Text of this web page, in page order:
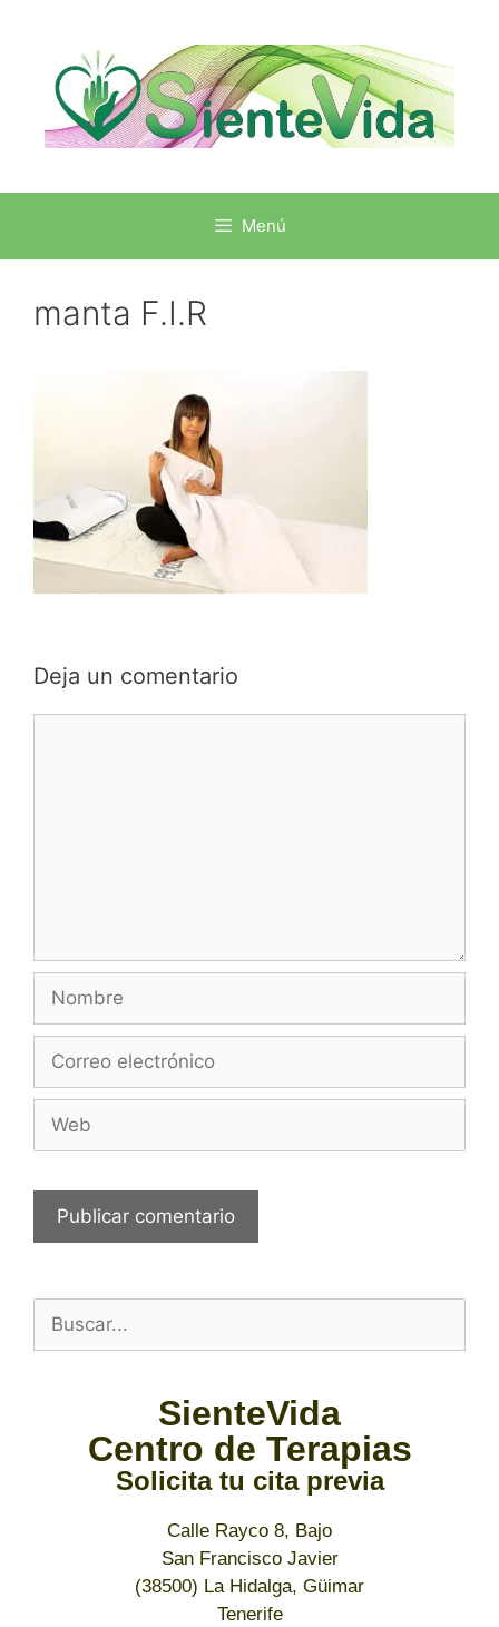
Menú
manta F.I.R
Deja un comentario
SienteVida
Centro de Terapias
Solicita tu cita previa
Calle Rayco 8, Bajo
San Francisco Javier
(38500) La Hidalga, Güimar
Tenerife